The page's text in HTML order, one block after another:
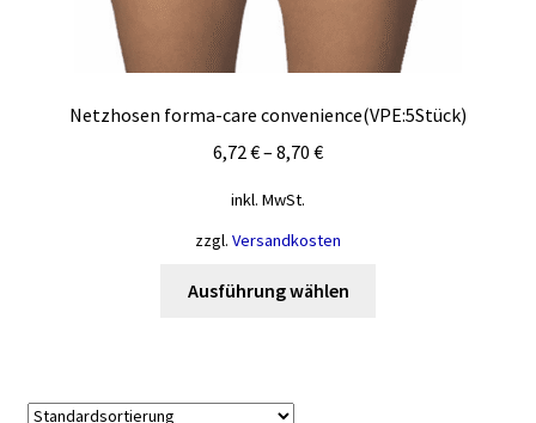
Netzhosen forma-care convenience(VPE:5Stück)
6,72€– 8,70 €
inkl. MwSt.
zzgl. Versandkosten
Ausführung wählen